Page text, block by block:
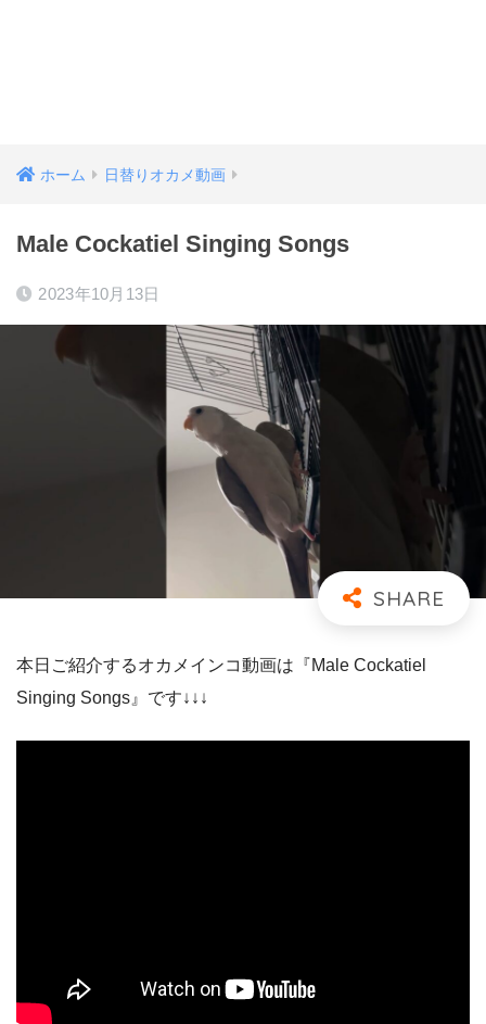
ホーム 日替りオカメ動画
Male Cockatiel Singing Songs
2023年10月13日
本日ご紹介するオカメインコ動画は『Male Cockatiel
Singing Songs』です↓↓↓